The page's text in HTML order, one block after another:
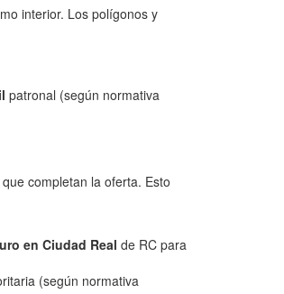
interior. Los polígonos y
patronal (según normativa
completan la oferta. Esto
en Ciudad Real de RC para
(según normativa